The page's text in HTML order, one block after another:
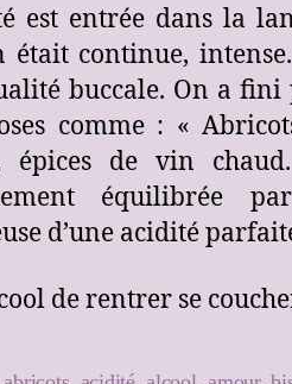
est entrée dans la
était continue,
buccale. On a
comme : «
épices de vin
équilibrée
d’une acidité
de rentrer se